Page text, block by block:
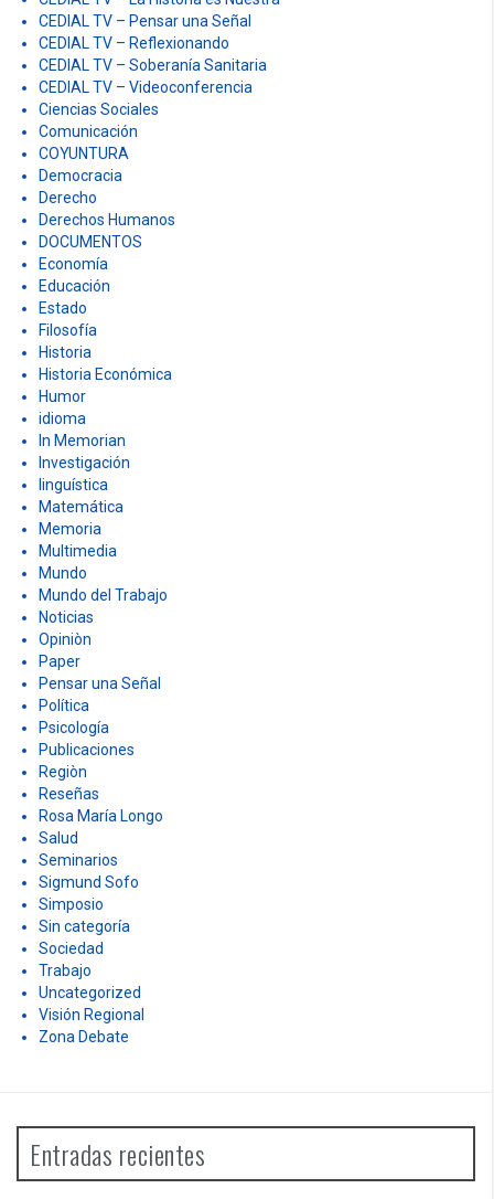
CEDIAL TV – Pensar una Señal
CEDIAL TV – Reflexionando
CEDIAL TV – Soberanía Sanitaria
CEDIAL TV – Videoconferencia
Ciencias Sociales
Comunicación
COYUNTURA
Democracia
Derecho
Derechos Humanos
DOCUMENTOS
Economía
Educación
Estado
Filosofía
Historia
Historia Económica
Humor
idioma
In Memorian
Investigación
linguística
Matemática
Memoria
Multimedia
Mundo
Mundo del Trabajo
Noticias
Opiniòn
Paper
Pensar una Señal
Política
Psicología
Publicaciones
Regiòn
Reseñas
Rosa María Longo
Salud
Seminarios
Sigmund Sofo
Simposio
Sin categoría
Sociedad
Trabajo
Uncategorized
Visión Regional
Zona Debate
Entradas recientes